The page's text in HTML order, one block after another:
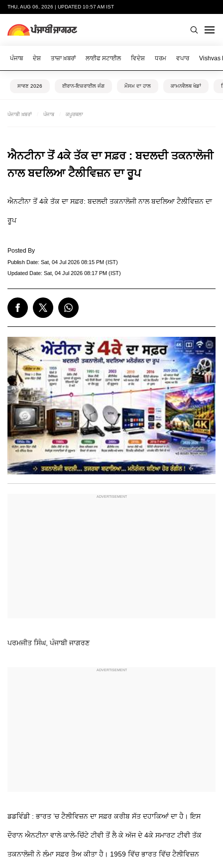
THU, AUG 06, 2026 | UPDATED 10:57 AM IST
ਪੰਜਾਬ ਦੇਸ਼ ਤਾਜ਼ਾ ਖ਼ਬਰਾਂ ਲਾਈਫ ਸਟਾਈਲ ਵਿਦੇਸ਼ ਧਰਮ ਵਪਾਰ Vishvas
ਸਾਵਣ 2026 ਈਰਾਨ-ਇਜ਼ਰਾਈਲ ਜੰਗ ਮੌਸਮ ਦਾ ਹਾਲ ਕਾਮਨਵੈਲਥ ਖੇਡਾਂ
ਪੰਜਾਬੀ ਖ਼ਬਰਾਂ ਪੰਜਾਬ ਕਪੂਰਥਲਾ
ਐਨਟੀਨਾ ਤੋਂ 4ਕੇ ਤੱਕ ਦਾ ਸਫ਼ਰ : ਬਦਲਦੀ ਤਕਨਾਲੋਜੀ
ਨਾਲ ਬਦਲਿਆ ਟੈਲੀਵਿਜ਼ਨ ਦਾ ਰੂਪ
ਐਨਟੀਨਾ ਤੋਂ 4ਕੇ ਤੱਕ ਦਾ ਸਫ਼ਰ: ਬਦਲਦੀ ਤਕਨਾਲੋਜੀ ਨਾਲ ਬਦਲਿਆ ਟੈਲੀਵਿਜ਼ਨ ਦਾ
ਰੂਪ
Posted By
Publish Date: Sat, 04 Jul 2026 08:15 PM (IST)
Updated Date: Sat, 04 Jul 2026 08:17 PM (IST)
ਪਰਮਜੀਤ ਸਿੰਘ, ਪੰਜਾਬੀ ਜਾਗਰਣ
ਡਡਵਿੰਡੀ : ਭਾਰਤ ’ਚ ਟੈਲੀਵਿਜ਼ਨ ਦਾ ਸਫ਼ਰ ਕਰੀਬ ਸੱਤ ਦਹਾਕਿਆਂ ਦਾ ਹੈ। ਇਸ
ਦੌਰਾਨ ਐਨਟੀਨਾ ਵਾਲੇ ਕਾਲੇ-ਚਿੱਟੇ ਟੀਵੀ ਤੋਂ ਲੈ ਕੇ ਅੱਜ ਦੇ 4ਕੇ ਸਮਾਰਟ ਟੀਵੀ ਤੱਕ
ਤਕਨਾਲੋਜੀ ਨੇ ਲੰਮਾ ਸਫ਼ਰ ਤੈਅ ਕੀਤਾ ਹੈ। 1959 ਵਿੱਚ ਭਾਰਤ ਵਿੱਚ ਟੈਲੀਵਿਜ਼ਨ